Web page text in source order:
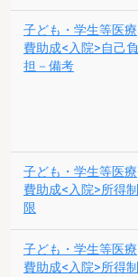
子ども・学生等医療
費助成<入院>自己負
担－備考
子ども・学生等医療
費助成<入院>所得制
限
子ども・学生等医療
費助成<入院>所得制